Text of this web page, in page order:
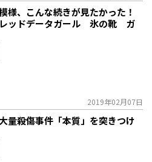
様、こんな続きが見たかった！
ッドデータガール 氷の靴 ガ
2019年02月07日
量殺傷事件「本質」を突きつけ